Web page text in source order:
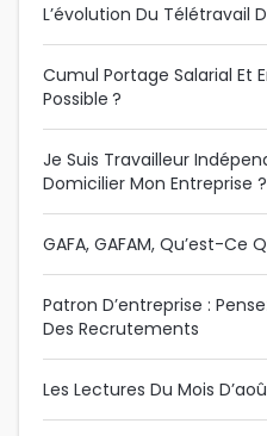
L’évolution Du Télétravail
Cumul Portage Salarial Et
Possible ?
Je Suis Travailleur
Domicilier Mon Entreprise ?
GAFA, GAFAM, Qu’est-Ce
Patron D’entreprise :
Des Recrutements
Les Lectures Du Mois